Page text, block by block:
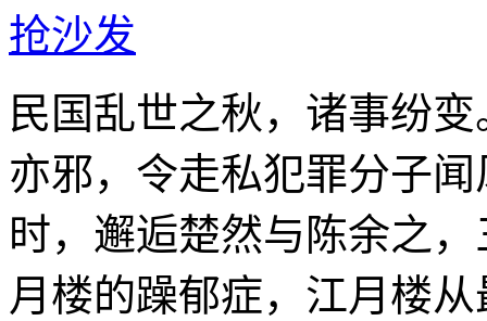
抢沙发
民国乱世之秋，诸事纷
亦邪，令走私犯罪分子
时，邂逅楚然与陈余之
月楼的躁郁症，江月楼